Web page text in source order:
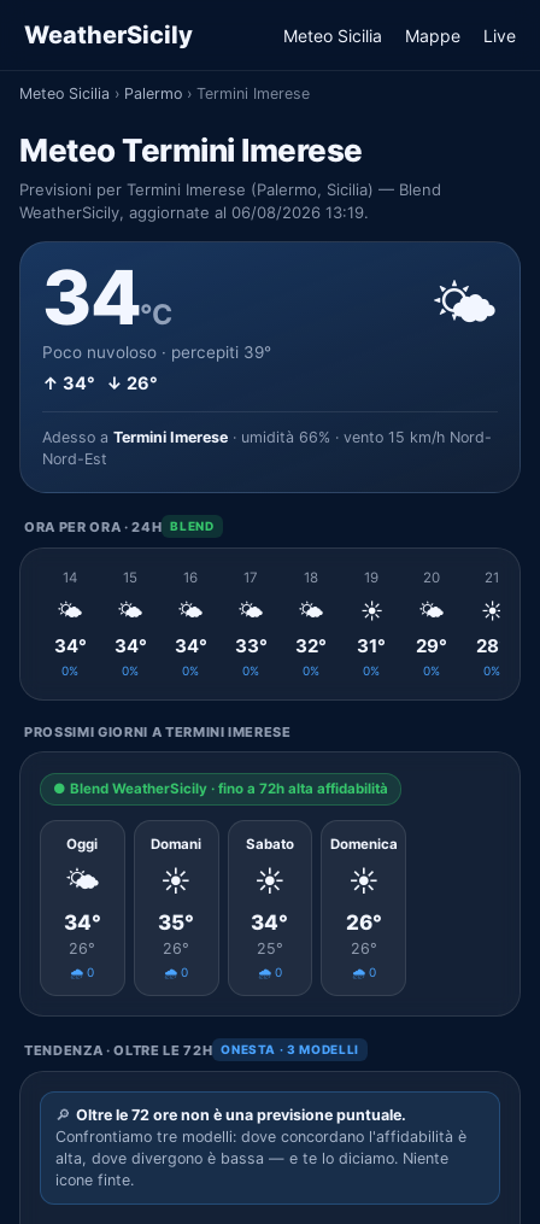
WeatherSicily Meteo Sicilia Mappe Live
Meteo Sicilia › Palermo › Termini Imerese
Meteo Termini Imerese
Previsioni per Termini Imerese (Palermo, Sicilia) — Blend
WeatherSicily, aggiornate al 06/08/2026 13:19.
34°C
Poco nuvoloso · percepiti 39°
↑ 34° ↓ 26°
🌤️
Adesso a Termini Imerese · umidità 66% · vento 15 km/h Nord-
Nord-Est
ORA PER ORA · 24H BLEND
14
🌤️
34°
0%
15
🌤️
34°
0%
16
🌤️
34°
0%
17
🌤️
33°
0%
18
🌤️
32°
0%
19
☀️
31°
0%
20
🌤️
29°
0%
21
☀️
28°
0%
PROSSIMI GIORNI A TERMINI IMERESE
● Blend WeatherSicily · fino a 72h alta affidabilità
Oggi
🌤️
34°
26°
🌧️ 0
Domani
☀️
35°
26°
🌧️ 0
Sabato
☀️
34°
25°
🌧️ 0
Domenica
☀️
26°
26°
🌧️ 0
TENDENZA · OLTRE LE 72H ONESTA · 3 MODELLI
🔎 Oltre le 72 ore non è una previsione puntuale.
Confrontiamo tre modelli: dove concordano l'affidabilità è
alta, dove divergono è bassa — e te lo diciamo. Niente
icone finte.